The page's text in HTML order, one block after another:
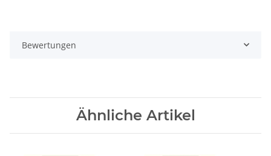
Bewertungen
Ähnliche Artikel